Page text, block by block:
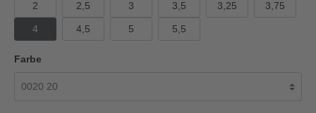
2 2,5 3 3,5 3,25 3,75
4 4,5 5 5,5
Farbe